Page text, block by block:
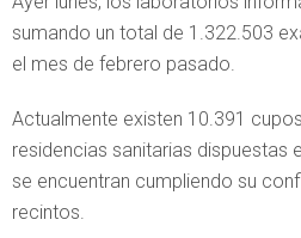
sumando un total de 1.322.503
el mes de febrero pasado.
Actualmente existen 10.391
residencias sanitarias dispuestas
se encuentran cumpliendo su
recintos.